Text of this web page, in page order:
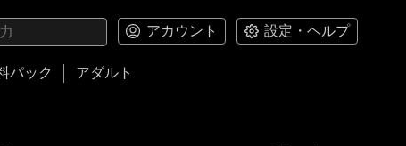
アカウント 設定・ヘルプ
パック アダルト